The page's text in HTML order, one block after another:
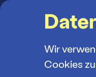
Wir
Cookies